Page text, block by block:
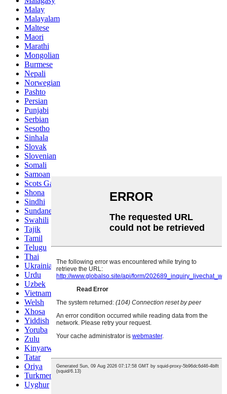
Malay
Malayalam
Maltese
Maori
Marathi
Mongolian
Burmese
Nepali
Norwegian
Pashto
Persian
Punjabi
Serbian
Sesotho
Sinhala
Slovak
Slovenian
Somali
Samoan
Scots Gaelic
Shona
Sindhi
Sundanese
Swahili
Tajik
Tamil
Telugu
Thai
Ukrainian
Urdu
Uzbek
Vietnamese
Welsh
Xhosa
Yiddish
Yoruba
Zulu
Kinyarwanda
Tatar
Oriya
Turkmen
Uyghur